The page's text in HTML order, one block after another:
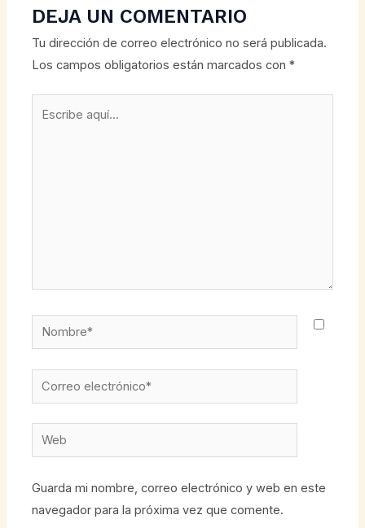
DEJA UN COMENTARIO
Tu dirección de correo electrónico no será publicada.
Los campos obligatorios están marcados con*
Nombre*
Correo
electrónico*
Web
Guarda mi nombre, correo electrónico y web en este
navegador para la próxima vez que comente.